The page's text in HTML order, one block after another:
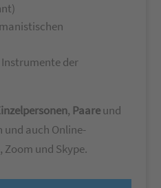
der
, Paareund
auch Online-
Zoom und Skype.